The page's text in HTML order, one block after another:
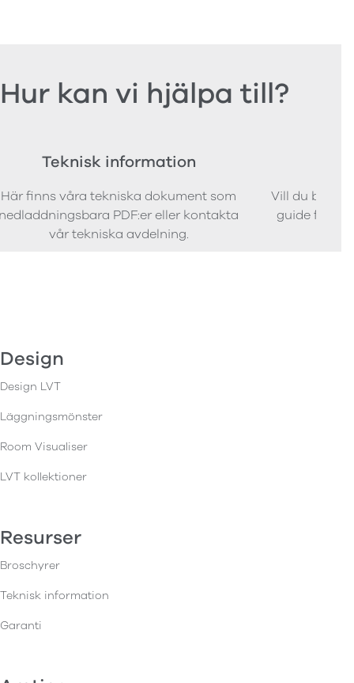
Hur kan vi hjälpa till?
Teknisk information
Här finns våra tekniska dokument som
PDF:er eller kontakta
vår tekniska avdelning.
Vill du
guide för
Design
Design LVT
Läggningsmönster
Room Visualiser
LVT kollektioner
Resurser
Broschyrer
Teknisk information
Garanti